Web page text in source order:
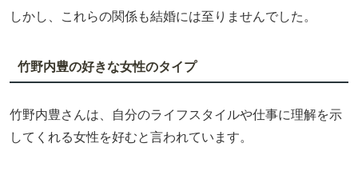
しかし、これらの関係も結婚には至りませんでした。
竹野内豊の好きな女性のタイプ
竹野内豊さんは、自分のライフスタイルや仕事に理解を示
してくれる女性を好むと言われています。